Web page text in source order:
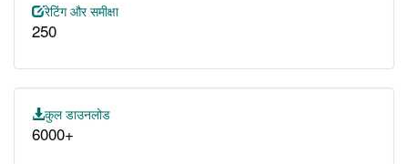
रेटिंग और समीक्षा
250
कुल डाउनलोड
6000+